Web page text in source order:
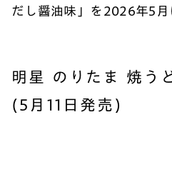
だし醤油味」を2026年5月
明星 のりたま 焼う
(5月11日発売)